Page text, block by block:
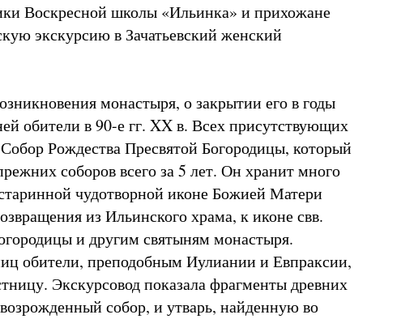
Воскресной школы «Ильинка» и прихожане
экскурсию в Зачатьевский женский
монастыря, о закрытии его в годы
обители в 90-е гг. XX в. Всех присутствующих
Рождества Пресвятой Богородицы, который
соборов всего за 5 лет. Он хранит много
чудотворной иконе Божией Матери
из Ильинского храма, к иконе свв.
и другим святыням монастыря.
обители, преподобным Иулиании и Евпраксии,
Экскурсовод показала фрагменты древних
собор, и утварь, найденную во